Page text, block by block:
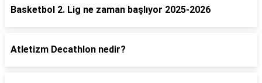
Basketbol 2. Lig ne zaman başlıyor 2025-2026
Atletizm Decathlon nedir?